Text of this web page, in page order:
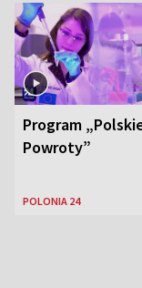
Zjednoczonych
Program
Powroty”
POLONIA 24